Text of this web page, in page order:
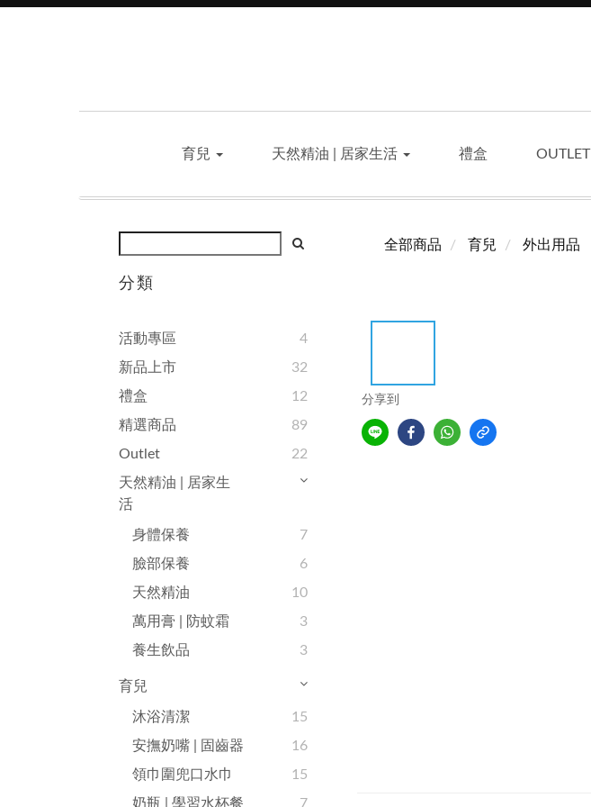
育兒 天然精油 | 居家生活 禮盒 OUTLET
分類
活動專區
4
新品上市
32
禮盒
12
精選商品
89
Outlet
22
天然精油 | 居家生
活
身體保養
7
臉部保養
6
天然精油
10
萬用膏 | 防蚊霜
3
養生飲品
3
育兒
沐浴清潔
15
安撫奶嘴 | 固齒器
16
領巾圍兜口水巾
15
奶瓶 | 學習水杯餐
7
全部商品 育兒 外出用品
分享到